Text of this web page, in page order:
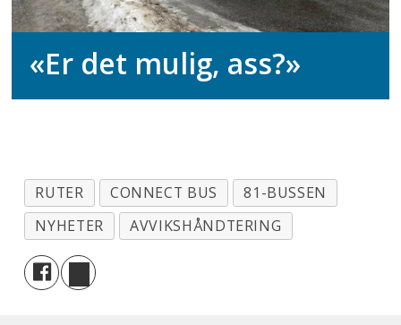
«Er det mulig, ass?»
RUTER CONNECT BUS
81-BUSSEN
NYHETER
AVVIKSHÅNDTERING